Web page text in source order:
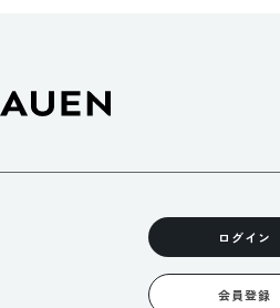
ログイン
会員登録